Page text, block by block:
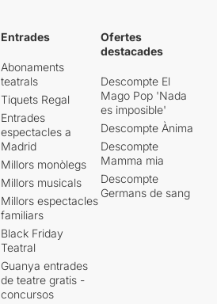
Entrades
Abonaments
teatrals
Tiquets Regal
Entrades
espectacles a
Madrid
Millors monòlegs
Millors musicals
Millors espectacles
familiars
Black Friday
Teatral
Guanya entrades
de teatre gratis -
concursos
Ofertes
destacades
Descompte El
Mago Pop 'Nada
es imposible'
Descompte Ànima
Descompte
Mamma mia
Descompte
Germans de sang